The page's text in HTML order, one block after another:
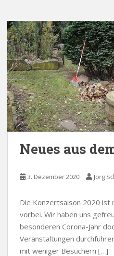
Neues aus
3. Dezember 2020 Jörg
Die Konzertsaison 2020 ist
vorbei. Wir haben uns
besonderen Corona-Jahr
Veranstaltungen
mit weniger Besuchern […]